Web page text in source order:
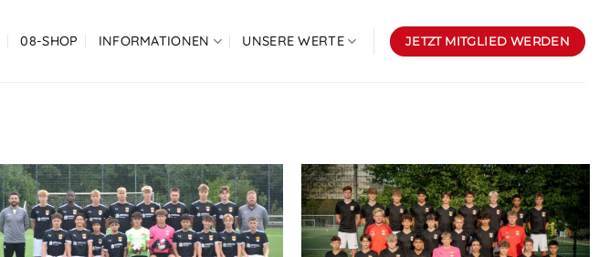
08-SHOP INFORMATIONEN UNSERE WERTE JETZT MITGLIED WERDEN